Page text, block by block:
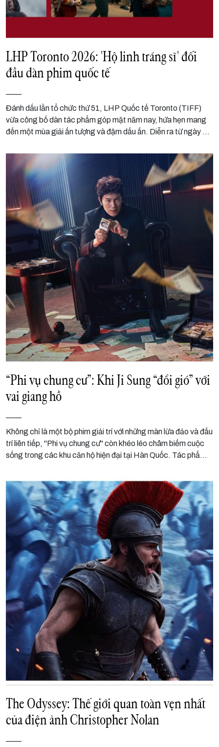
LHP Toronto 2026: 'Hộ linh tráng sĩ' đối
đầu dàn phim quốc tế
Đánh dấu lần tổ chức thứ 51, LHP Quốc tế Toronto (TIFF)
vừa công bố dàn tác phẩm góp mặt năm nay, hứa hẹn mang
đến một mùa giải ấn tượng và đậm dấu ấn. Diễn ra từ ngày 10
nhiều tên tuổi gạo cội, từ đó hình thành nên một thế trận vô
cùng gây cấn.
“Phi vụ chung cư”: Khi Ji Sung “đổi gió” với
vai giang hồ
Không chỉ là một bộ phim giải trí với những màn lừa đảo và đấu
trí liên tiếp, "Phi vụ chung cư" còn khéo léo châm biếm cuộc
sống trong các khu căn hộ hiện đại tại Hàn Quốc. Tác phẩm
xuất của Ji Sung.
The Odyssey: Thế giới quan toàn vẹn nhất
của điện ảnh Christopher Nolan